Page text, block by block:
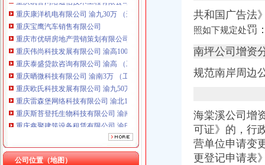
重庆宝鹰汽车销售有限公司
重庆市优研房地产营销策划有限公司
重庆伟尚科技发展有限公司 渝高100万 （工商注册）
重庆泰盛贷款咨询有限公司 渝高 （工商注册）
重庆晒微科技有限公司 渝南3万 （工商注册）
重庆欧氏科技发展有限公司 渝九50万 （进出口权）
重庆雷森堡网络科技有限公司 渝北10万 （工商注册）
重庆斯苔登托生物科技有限公司 渝南10万 （工商注册）
重庆鑫聚建筑设备租赁有限公司 渝巴3万 （工商注册）
重庆凯誉网络通信技术工程有限公司 渝中300万 （工商变更）
重庆康洋机电有限公司 渝九30万 （进出口权）
重庆宝鹰汽车销售有限公司
重庆市优研房地产营销策划有限公司
公司位置（地图）
共和国广告法
照如下规定处罚
南坪公司增资
规范南岸周边
海棠溪公司增
可证》的， 行
营单位申请变
更登记申请表